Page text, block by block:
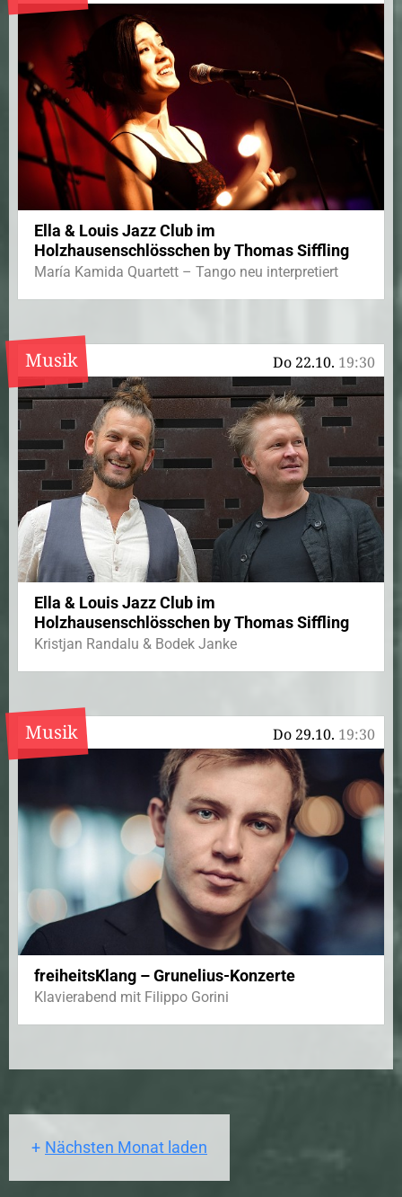
Ella & Louis Jazz Club im
Holzhausenschlösschen by Thomas Siffling
María Kamida Quartett – Tango neu interpretiert
Do 22.10. 19:30
Musik
Ella & Louis Jazz Club im
Holzhausenschlösschen by Thomas Siffling
Kristjan Randalu & Bodek Janke
Do 29.10. 19:30
Musik
freiheitsKlang – Grunelius-Konzerte
Klavierabend mit Filippo Gorini
Nächsten Monat laden